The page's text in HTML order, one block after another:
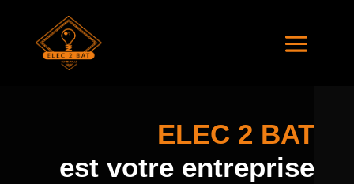
ELEC 2 BAT
est votre entreprise